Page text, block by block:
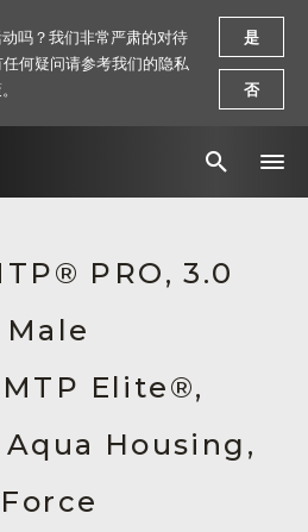
PRO, 3.0
Elite®,
Housing,
吗？我们非常严肃的对待
何疑问请参考我们的隐私
是
否